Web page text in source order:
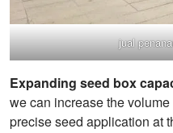
jual
Expanding seed box
we can increase the
precise seed application at